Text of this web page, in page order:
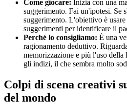
Come giocare: Inizia con una
suggerimento. Fai un'ipotesi. Se
suggerimento. L'obiettivo è
suggerimenti per identificare il
Perché lo consigliamo: È una
ragionamento deduttivo.
memorizzazione e più l'uso della
gli indizi, il che sembra molto
Colpi di scena creativi
del mondo